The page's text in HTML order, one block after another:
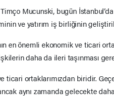
Mucunski, bugün
ve yatırım iş birliğinin
en önemli ekonomik ve ticari
daha da ileri taşınması
ticari ortaklarımızdan biridir.
aynı zamanda gelecekte